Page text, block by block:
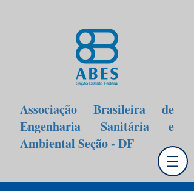
Associação Brasileira de
Engenharia Sanitária e
Ambiental Seção - DF